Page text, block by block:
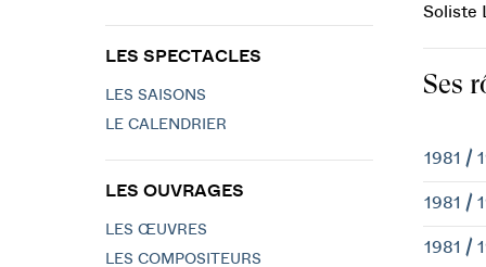
Soliste
Ses
1981 /
1981 /
1981 /
LES SPECTACLES
LES SAISONS
LE CALENDRIER
LES OUVRAGES
LES ŒUVRES
LES COMPOSITEURS